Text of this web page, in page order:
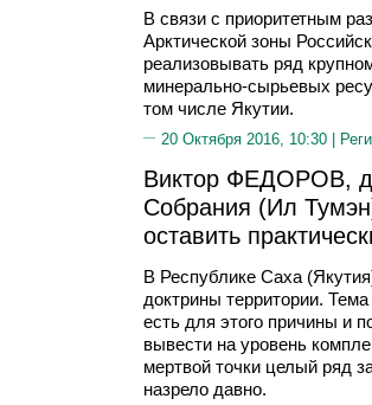
В связи с приоритетным
Арктической зоны
реализовывать ряд
минерально-сырьевых
том числе Якутии.
20 Октября 2016, 10:30 |
Виктор ФЕДОРОВ,
Собрания (Ил
оставить
В Республике Саха
доктрины территории.
есть для этого причины и
вывести на уровень
мертвой точки целый ряд
назрело давно.